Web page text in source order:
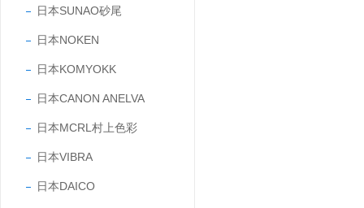
日本SUNAO砂尾
日本NOKEN
日本KOMYOKK
日本CANON ANELVA
日本MCRL村上色彩
日本VIBRA
日本DAICO